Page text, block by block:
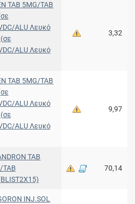
TAB 5MG/TAB
ALU Λευκό
ALU Λευκό
3,32
TAB 5MG/TAB
ALU Λευκό
ALU Λευκό
9,97
TAB
TAB
70,14
INJ.SOL